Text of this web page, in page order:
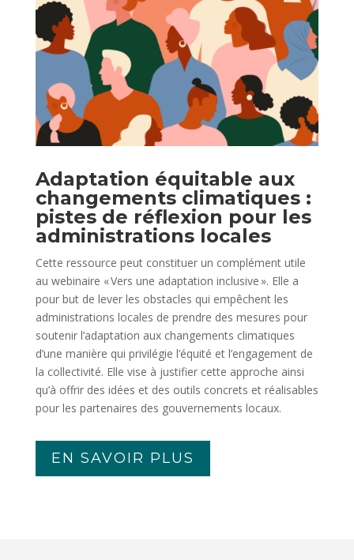
Adaptation équitable aux
changements climatiques :
pistes de réflexion pour les
administrations locales
Cette ressource peut constituer un complément utile
au webinaire « Vers une adaptation inclusive ». Elle a
pour but de lever les obstacles qui empêchent les
administrations locales de prendre des mesures pour
soutenir l’adaptation aux changements climatiques
d’une manière qui privilégie l’équité et l’engagement de
la collectivité. Elle vise à justifier cette approche ainsi
qu’à offrir des idées et des outils concrets et réalisables
pour les partenaires des gouvernements locaux.
EN SAVOIR PLUS